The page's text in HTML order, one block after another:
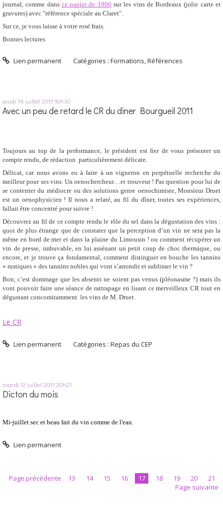
journal, comme dans ce papier de 1906 sur les vins de Bordeaux (jolie carte et
gravures) avec "référence spéciale au Claret".
Sur ce, je vous laisse à votre rosé frais.
Bonnes lectures
Lien permanent Catégories :Formations,Références
jeudi 14 juillet 2011 16h30
Avec un peu de retard le CR du diner Bourgueil 2011
Toujours au top de la performance, le président est fier de vous présenter un
compte rendu, de rédaction particulièrement délicate.
Délicat, car nous avons eu à faire à un vigneron en perpétuelle recherche du
meilleur pour ses vins. Un oenochercheur…et trouveur ! Pas question pour lui de
se contenter du médiocre ou des solutions genre oenochimiste, Monsieur Druet
est un oenophysicien ! Il nous a relaté, au fil du dîner, toutes ses expériences,
fallait être concentré pour suivre !
Découvrez au fil de ce compte rendu le rôle du sel dans la dégustation des vins :
quoi de plus étrange que de constater que la perception d’un vin ne sera pas la
même en bord de mer et dans la plaine du Limousin ! ou comment récupérer un
vin de presse, imbuvable, en lui assénant un petit coup de choc thermique, ou
encore, et je trouve ça fondamental, comment distinguer en bouche les tannins
« rustiques » des tannins nobles qui vont s’arrondir et sublimer le vin ?
Bon, c’est dommage que les absents ne soient pas venus (pléonasme ?) mais ils
vont pouvoir faire une séance de rattrapage en lisant ce merveilleux CR tout en
dégustant concomitamment les vins de M. Druet.
Le CR
Lien permanent Catégories :Repas du CEP
mardi 12 juillet 2011 20h21
Dicton du mois
Mi-juillet sec et beau fait du vin comme de l'eau.
Lien permanent
Page précédente 13 14 15 16 17 18 19 20
21
Page suivante